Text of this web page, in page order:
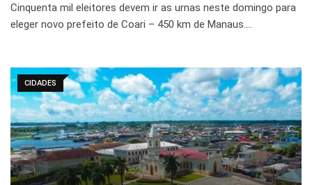
Cinquenta mil eleitores devem ir as urnas neste domingo para
eleger novo prefeito de Coari – 450 km de Manaus.…
CIDADES